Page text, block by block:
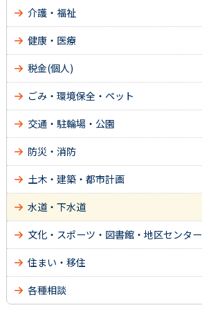
介護・福祉
健康・医療
税金(個人)
ごみ・環境保全・ペット
交通・駐輪場・公園
防災・消防
土木・建築・都市計画
水道・下水道
文化・スポーツ・図書館・地区センター
住まい・移住
各種相談